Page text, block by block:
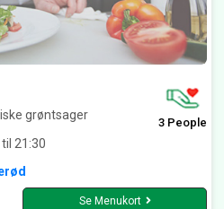
grøntsager
21:30
3 People
Se Menukort